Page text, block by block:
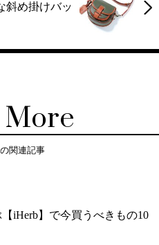
斜め掛けバッ
More
関連記事
iHerb】で今買うべきもの10